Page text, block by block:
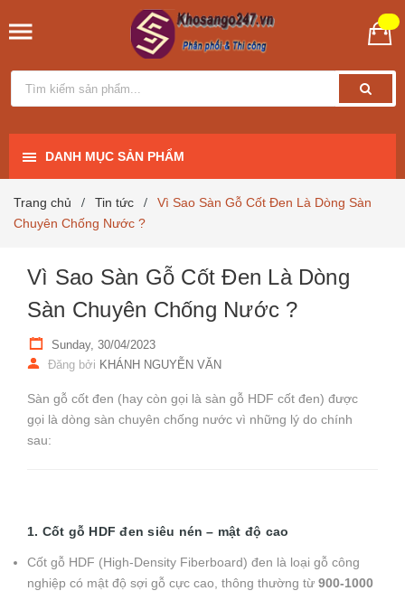
DANH MỤC SẢN PHẨM
Trang chủ / Tin tức /
Vì Sao Sàn Gỗ Cốt Đen Là Dòng Sàn
Chuyên Chống Nước ?
Vì Sao Sàn Gỗ Cốt Đen Là Dòng
Sàn Chuyên Chống Nước ?
Sunday, 30/04/2023
Đăng bởi KHÁNH NGUYỄN VĂN
Sàn gỗ cốt đen (hay còn gọi là sàn gỗ HDF cốt đen) được
gọi là dòng sàn chuyên chống nước vì những lý do chính
sau:
1. Cốt gỗ HDF đen siêu nén – mật độ cao
Cốt gỗ HDF (High-Density Fiberboard) đen là loại gỗ công
nghiệp có mật độ sợi gỗ cực cao, thông thường từ 900-1000